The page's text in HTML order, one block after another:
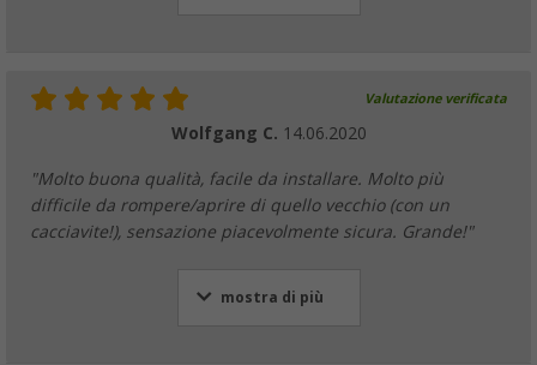
Valutazione verificata
Wolfgang C. 14.06.2020
"Molto buona qualità, facile da installare. Molto più
difficile da rompere/aprire di quello vecchio (con un
cacciavite!), sensazione piacevolmente sicura. Grande!"
mostra di più